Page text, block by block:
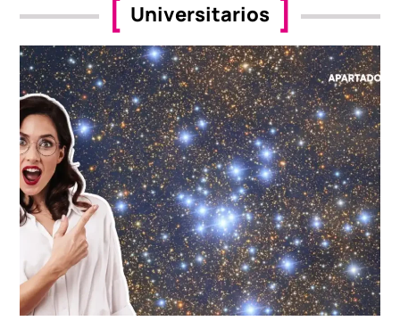
Universitarios